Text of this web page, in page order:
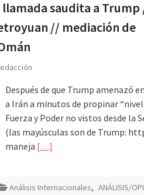
saudita a Trump
// mediación de
Después de que Trump amenazó
a Irán a minutos de propinar
Fuerza y Poder no vistos desde la
(las mayúsculas son de Trump:
maneja […]
Análisis Internacionales, ANÁLISIS/